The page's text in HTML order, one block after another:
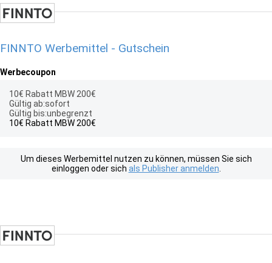
FINNTO Werbemittel - Gutschein
Werbecoupon
10€ Rabatt MBW 200€
Gültig ab:sofort
Gültig bis:unbegrenzt
10€ Rabatt MBW 200€
Um dieses Werbemittel nutzen zu können, müssen Sie sich
einloggen oder sich als Publisher anmelden